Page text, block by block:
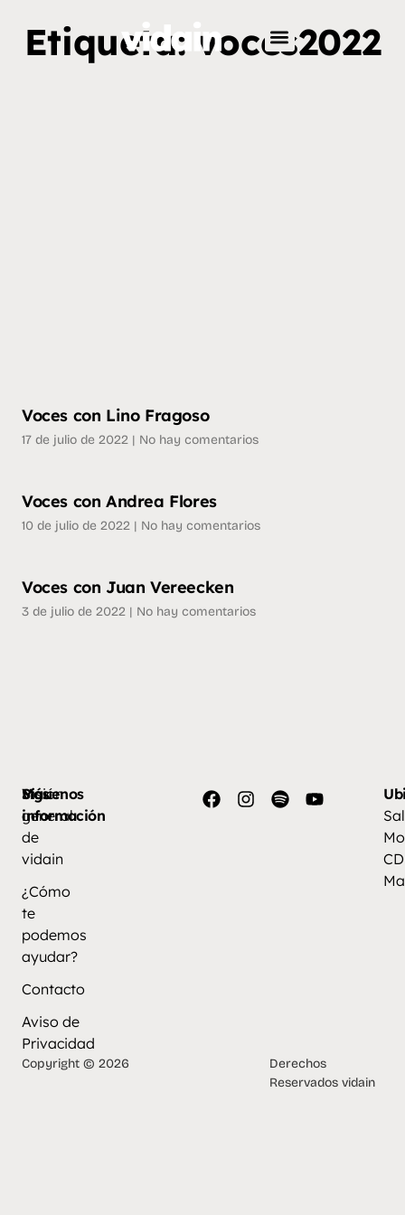
Etiqueta: voces2022
Voces con Lino Fragoso
17 de julio de 2022 No hay comentarios
Voces con Andrea Flores
10 de julio de 2022 No hay comentarios
Voces con Juan Vereecken
3 de julio de 2022 No hay comentarios
Más
información
Visión
general
de
vidain
¿Cómo
te
podemos
ayudar?
Contacto
Aviso de
Privacidad
Síguenos
Copyright © 2026
Derechos
Reservados vidain